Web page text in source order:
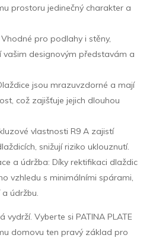
prostoru jedinečný charakter a
pro podlahy i stěny,
vašim designovým představám a
jsou mrazuvzdorné a mají
což zajišťuje jejich dlouhou
vlastnosti R9 A zajistí
snižují riziko uklouznutí.
a údržba: Díky rektifikaci dlaždic
vzhledu s minimálními spárami,
údržbu.
vydrží. Vyberte si PATINA PLATE
domovu ten pravý základ pro